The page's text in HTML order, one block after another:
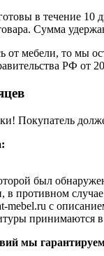
в течение 10
Сумма
от мебели, то мы
РФ от
Покупатель
был
случае
mebel.ru с
принимаются
мы гарантируем